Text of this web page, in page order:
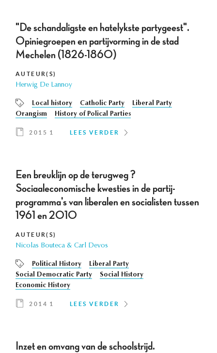
"De schandaligste en hatelykste partygeest".
Opiniegroepen en partijvorming in de stad
Mechelen (1826-1860)
AUTEUR(S)
Herwig De Lannoy
Local history Catholic Party
Liberal Party
Orangism
History of Polical Parties
2015 1 LEES VERDER
Een breuklijn op de terugweg ?
Sociaaleconomische kwesties in de partij-
programma's van liberalen en socialisten tussen
1961 en 2010
AUTEUR(S)
Nicolas Bouteca & Carl Devos
Political History
Liberal Party
Social Democratic Party
Social History
Economic History
2014 1 LEES VERDER
Inzet en omvang van de schoolstrijd.